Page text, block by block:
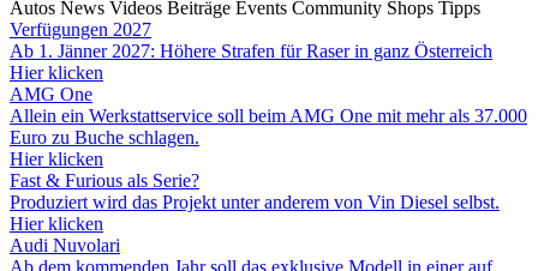
Autos News Videos Beiträge Events Community Shops Tipps
Verfügungen 2027
Ab 1. Jänner 2027: Höhere Strafen für Raser in ganz Österreich
Hier klicken
AMG One
Allein ein Werkstattservice soll beim AMG One mit mehr als 37.000
Euro zu Buche schlagen.
Hier klicken
Fast & Furious als Serie?
Produziert wird das Projekt unter anderem von Vin Diesel selbst.
Hier klicken
Audi Nuvolari